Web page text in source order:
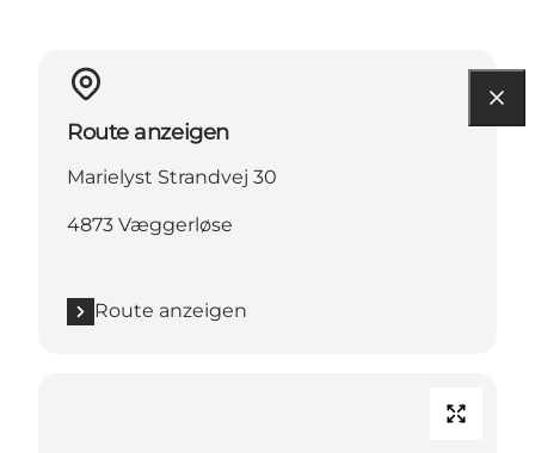
Route anzeigen
Marielyst Strandvej 30
4873 Væggerløse
Route anzeigen